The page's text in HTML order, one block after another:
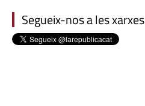
Segueix-nos a les xarxes